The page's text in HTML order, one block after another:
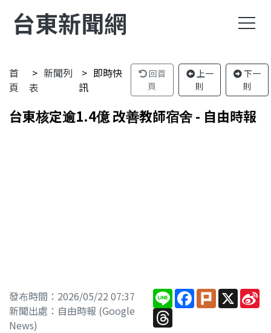
台東新聞網
首
頁
新聞列
表
即時快
訊
回首
頁
上一
則
下一
則
台東核定逾1.4億 改善教師宿舍 - 自由時報
發布時間：2026/05/22 07:37
新聞出處：自由時報 (Google
News)
Line Facebook
PlurkX
Threads